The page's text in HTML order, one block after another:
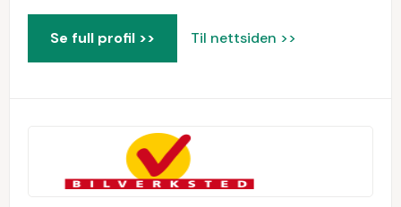
Se full profil >> Til nettsiden >>